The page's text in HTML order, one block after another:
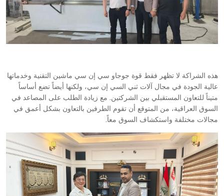
هذه الشراكة لا تظهر فقط قوة جوجاو سي إن سي ماشين التقنية وخدماتها
عالية الجودة في مجال آلات ثني السي إن سي، ولكنها أيضاً تضع أساساً
متيناً للتعاون المستقبلي بين الشركتين. مع زيادة الطلب على المصاعد في
السوق العراقية، من المتوقع أن تقوم الطرفين بالتعاون بشكل أعمق في
مجالات مختلفة واستكشاف السوق معاً.